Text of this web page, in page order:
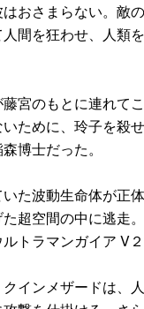
おさまらない。敵
間を狂わせ、人類
宮のもとに連れて
ために、玲子を殺
博士だった。
た波動生命体が正
超空間の中に逃走
トラマンガイア V２
インメザードは、